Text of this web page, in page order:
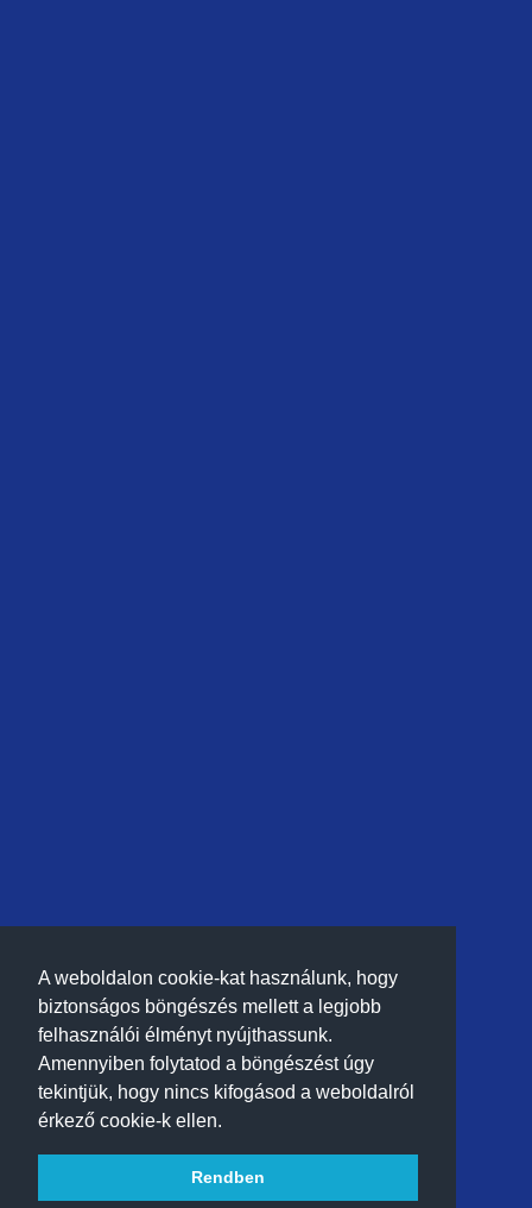
A weboldalon cookie-kat használunk, hogy
biztonságos böngészés mellett a legjobb
felhasználói élményt nyújthassunk.
Amennyiben folytatod a böngészést úgy
tekintjük, hogy nincs kifogásod a weboldalról
érkező cookie-k ellen.
Rendben